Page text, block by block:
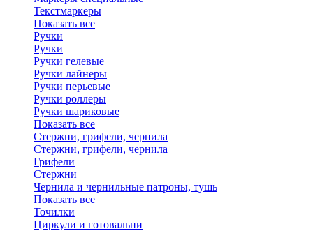
Текстмаркеры
Показать все
Ручки
Ручки
Ручки гелевые
Ручки лайнеры
Ручки перьевые
Ручки роллеры
Ручки шариковые
Показать все
Стержни, грифели, чернила
Стержни, грифели, чернила
Грифели
Стержни
Чернила и чернильные патроны, тушь
Показать все
Точилки
Циркули и готовальни